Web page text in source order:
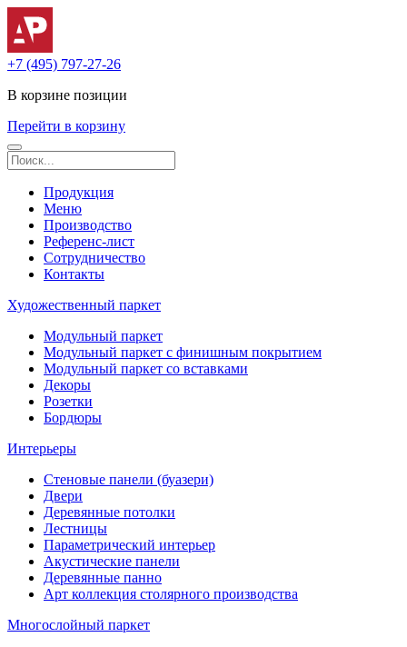
+7 (495) 797-27-26
В корзине позиции
Перейти в корзину
Продукция
Меню
Производство
Референс-лист
Сотрудничество
Контакты
Художественный паркет
Модульный паркет
Модульный паркет с финишным покрытием
Модульный паркет со вставками
Декоры
Розетки
Бордюры
Интерьеры
Стеновые панели (буазери)
Двери
Деревянные потолки
Лестницы
Параметрический интерьер
Акустические панели
Деревянные панно
Арт коллекция столярного производства
Многослойный паркет